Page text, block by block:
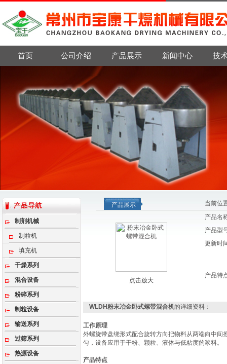
首页 公司介绍 产品展示 新闻中心 技
制剂机械
制粒机
填充机
干燥系列
混合设备
粉碎系列
制粒设备
输送系列
过筛系列
热源设备
产品展示 当前位
点击放大
产品名
产品型
更新时
产品特
WLDH粉末冶金卧式螺带混合机的详细资料：
工作原理
外螺旋带盘绕形式配合旋转方向把物料从两端向中
匀，设备应用于干粉、颗粒、液体与低粘度的浆料。
产品特点